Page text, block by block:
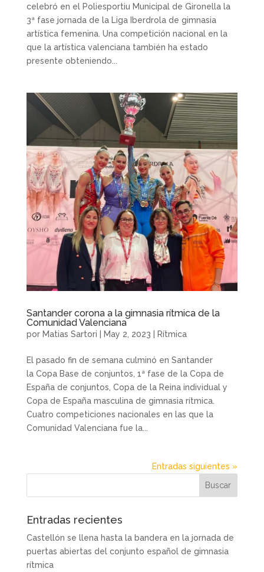
celebró en el Poliesportiu Municipal de Gironella la
3ª fase jornada de la Liga Iberdrola de gimnasia
artística femenina. Una competición nacional en la
que la artística valenciana también ha estado
presente obteniendo...
Santander corona a la gimnasia rítmica de la
Comunidad Valenciana
por Matias Sartori May 2, 2023 Rítmica
El pasado fin de semana culminó en Santander
la Copa Base de conjuntos, 1ª fase de la Copa de
España de conjuntos, Copa de la Reina individual y
Copa de España masculina de gimnasia rítmica.
Cuatro competiciones nacionales en las que la
Comunidad Valenciana fue la...
Entradas siguientes »
Entradas recientes
Castellón se llena hasta la bandera en la jornada de
puertas abiertas del conjunto español de gimnasia
rítmica